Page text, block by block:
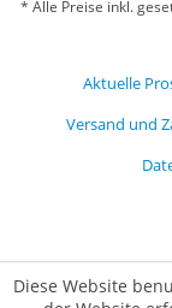
* Alle Preise inkl.
Aktuelle
Versand und
Diese Website